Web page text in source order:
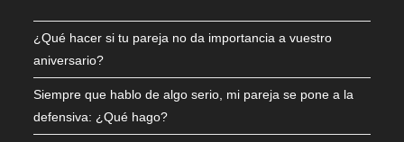
¿Qué hacer si tu pareja no da importancia a vuestro
aniversario?
Siempre que hablo de algo serio, mi pareja se pone a la
defensiva: ¿Qué hago?